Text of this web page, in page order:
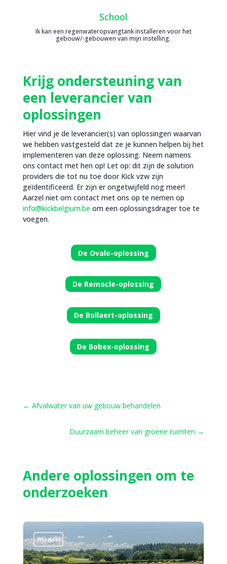
School
Ik kan een regenwateropvangtank installeren voor het
gebouw/-gebouwen van mijn instelling.
Krijg ondersteuning van
een leverancier van
oplossingen
Hier vind je de leverancier(s) van oplossingen waarvan
we hebben vastgesteld dat ze je kunnen helpen bij het
implementeren van deze oplossing. Neem namens
ons contact met hen op! Let op: dit zijn de solution
providers die tot nu toe door Kick vzw zijn
geïdentificeerd. Er zijn er ongetwijfeld nog meer!
Aarzel niet om contact met ons op te nemen op
info@kickbelgium.beom een oplossingsdrager toe te
voegen.
De Ovalo-oplossing
De Remacle-oplossing
De Bollaert-oplossing
De Bobex-oplossing
← Afvalwater van uw gebouw behandelen
Duurzaam beheer van groene ruimten →
Andere oplossingen om te
onderzoeken
Voedsel